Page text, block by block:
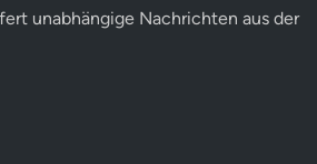
unabhängige Nachrichten aus der